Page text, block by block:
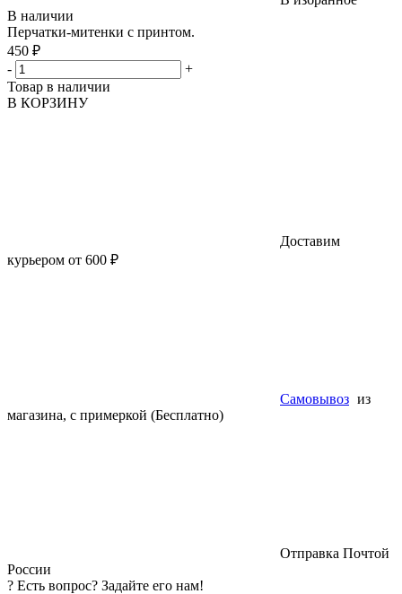
В наличии
Перчатки-митенки с принтом.
450 ₽
-
+
Товар в наличии
В КОРЗИНУ
Доставим
курьером от 600 ₽
Самовывоз из
магазина, с примеркой (Бесплатно)
Отправка Почтой
России
? Есть вопрос? Задайте его нам!